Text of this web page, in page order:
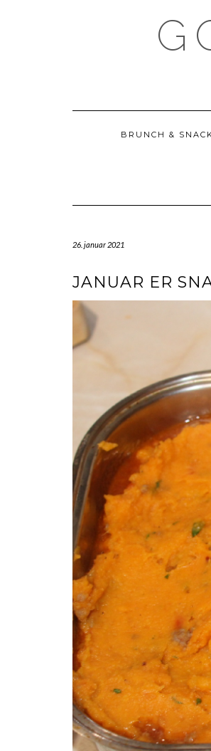
BRUNCH &
26. januar 2021
JANUAR ER